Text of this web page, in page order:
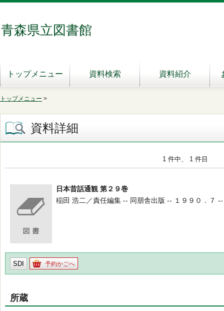
青森県立図書館
トップメニュー 資料検索 資料紹介
トップメニュー >
資料詳細
1 件中、 1 件目
日本昔話通観 第２９巻
稲田 浩二／責任編集 -- 同朋舎出版 -- １９９０．７ --
SDI 予約かごへ
所蔵